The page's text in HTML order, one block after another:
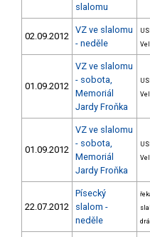
slalomu
02.09.2012
VZ ve slalomu
- neděle
01.09.2012
VZ ve slalomu
- sobota,
Memoriál
Jardy Froňka
01.09.2012
VZ ve slalomu
- sobota,
Memoriál
Jardy Froňka
22.07.2012
Písecký
slalom -
neděle